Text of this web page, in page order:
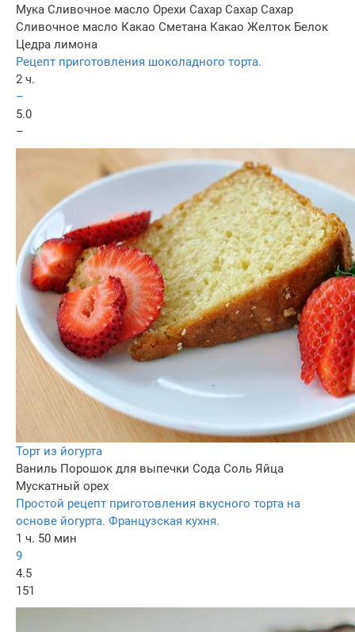
Мука Сливочное масло Орехи Сахар Сахар Сахар
Сливочное масло Какао Сметана Какао Желток Белок
Цедра лимона
Рецепт приготовления шоколадного торта.
2 ч.
–
5.0
–
Торт из йогурта
Ваниль Порошок для выпечки Сода Соль Яйца
Мускатный орех
Простой рецепт приготовления вкусного торта на
основе йогурта. Французская кухня.
1 ч. 50 мин
9
4.5
151